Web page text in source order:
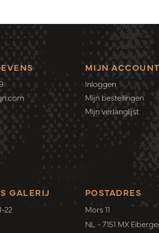
MIJN ACCOUNT
Inloggen
Mijn bestellingen
Mijn verlanglijst
POSTADRES
Mors 11
NL - 7151 MX
GALERIJ
22